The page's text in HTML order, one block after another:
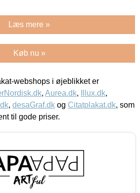
Læs mere »
Køb nu »
webshops i øjeblikket er
, Aurea.dk, Illux.dk,
, desaGraf.dk og Citatplakat.dk, som
til gode priser.